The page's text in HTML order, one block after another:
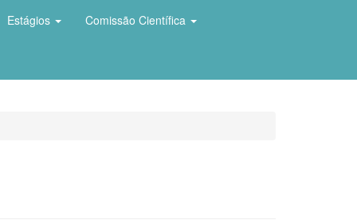
Estágios Comissão Científica